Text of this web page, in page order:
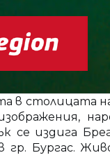
в столицата
се издига
Бургас.